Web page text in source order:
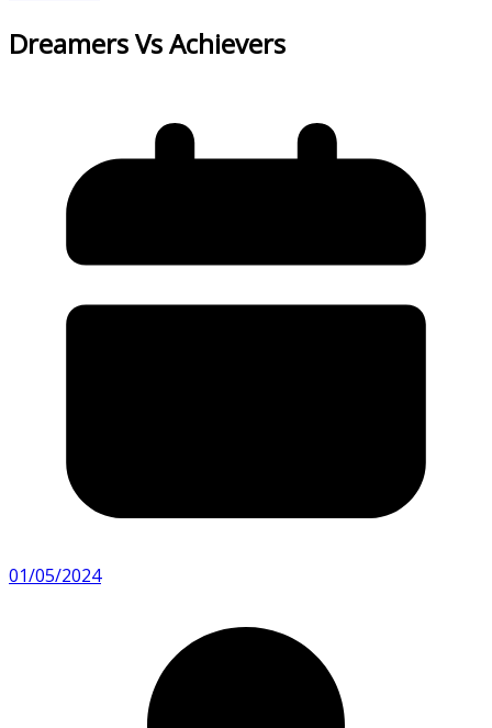
Dreamers Vs Achievers
01/05/2024